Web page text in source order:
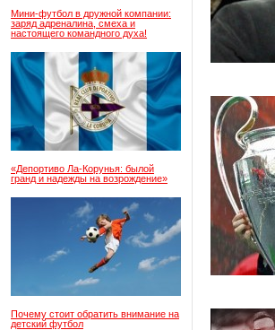
Мини-футбол в дружной компании:
заряд адреналина, смеха и
настоящего командного духа!
«Депортиво Ла-Корунья: былой
гранд и надежды на возрождение»
Почему стоит обратить внимание на
детский футбол